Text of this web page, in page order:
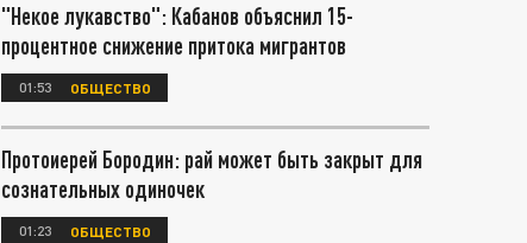
"Некое лукавство": Кабанов объяснил 15-
процентное снижение притока мигрантов
01:53 ОБЩЕСТВО
Протоиерей Бородин: рай может быть закрыт для
сознательных одиночек
01:23 ОБЩЕСТВО